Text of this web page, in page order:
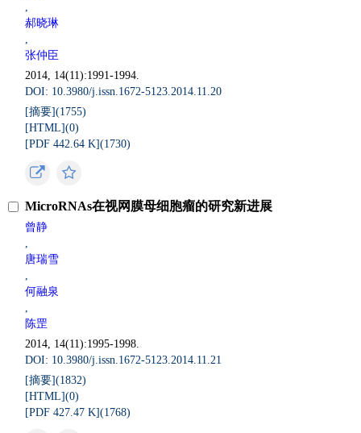
,
郝晓琳
,
张仲臣
2014, 14(11):1991-1994.
DOI: 10.3980/j.issn.1672-5123.2014.11.20
[摘要](1755)
[HTML](0)
[PDF 442.64 K](1730)
MicroRNAs在视网膜母细胞瘤的研究新进展
曾静
,
唐瑞雪
,
何融泉
,
陈罡
2014, 14(11):1995-1998.
DOI: 10.3980/j.issn.1672-5123.2014.11.21
[摘要](1832)
[HTML](0)
[PDF 427.47 K](1768)